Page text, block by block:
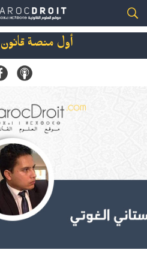
أول منصة